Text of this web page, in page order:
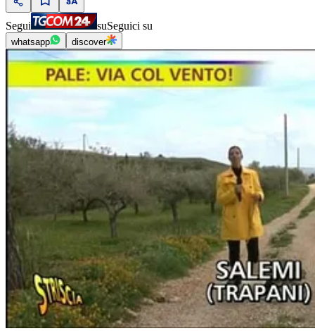
Segui suSeguici su
whatsapp discover